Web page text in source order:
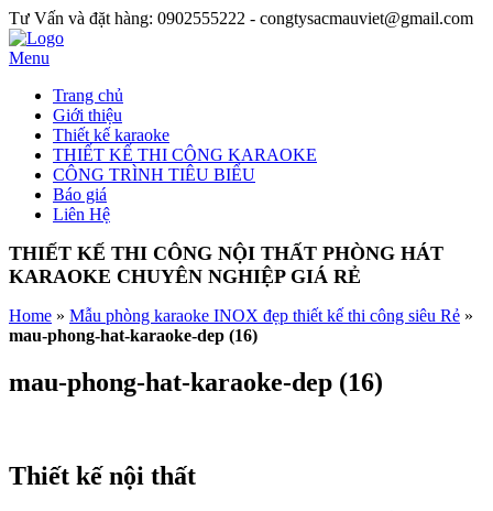
Tư Vấn và đặt hàng: 0902555222 - congtysacmauviet@gmail.com
Menu
Trang chủ
Giới thiệu
Thiết kế karaoke
THIẾT KẾ THI CÔNG KARAOKE
CÔNG TRÌNH TIÊU BIỂU
Báo giá
Liên Hệ
THIẾT KẾ THI CÔNG NỘI THẤT PHÒNG HÁT
KARAOKE CHUYÊN NGHIỆP GIÁ RẺ
Home » Mẫu phòng karaoke INOX đẹp thiết kế thi công siêu Rẻ »
mau-phong-hat-karaoke-dep (16)
mau-phong-hat-karaoke-dep (16)
Thiết kế nội thất